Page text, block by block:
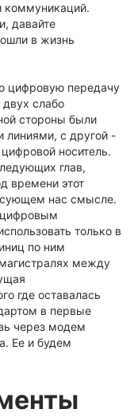
коммуникаций.
давайте
в жизнь
цифровую передачу
слабо
стороны были
линиями, с другой -
носитель.
глав,
времени этот
нас смысле.
только в
по ним
между
где оставалась
в первые
через модем
Ее и будем